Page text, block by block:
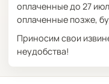
оплаченные до 27
оплаченные позже,
Приносим свои
неудобства!